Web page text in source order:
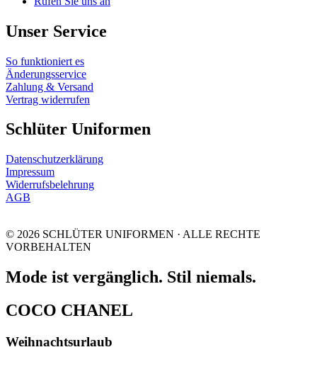
Unser Service
So funktioniert es
Änderungsservice
Zahlung & Versand
Vertrag widerrufen
Schlüter Uniformen
Datenschutzerklärung
Impressum
Widerrufsbelehrung
AGB
© 2026 SCHLÜTER UNIFORMEN · ALLE RECHTE
VORBEHALTEN
Mode ist vergänglich. Stil niemals.
COCO CHANEL
Weihnachtsurlaub